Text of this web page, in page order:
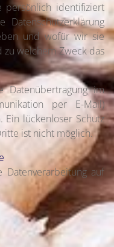
persönlich identifiziert
und wofür wir sie
zu welchem Zweck das
im
per E-Mail)
Ein lückenloser Schutz
ist nicht möglich.
auf